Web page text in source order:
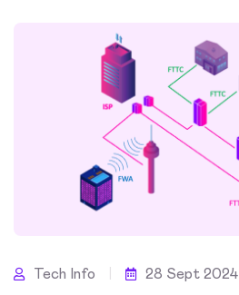
Tech Info 28 Sept 2024